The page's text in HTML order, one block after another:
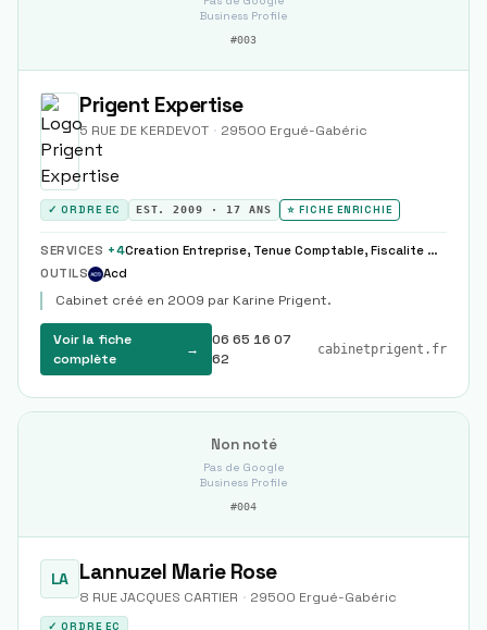
Business Profile
#003
Prigent Expertise
5 RUE DE KERDEVOT · 29500 Ergué-Gabéric
✓ ORDRE EC EST.2009 · 17 ANS ⭐ FICHE ENRICHIE
SERVICES +4
Creation Entreprise, Tenue Comptable, Fiscalite Societe
OUTILS
Acd
Cabinet créé en 2009 par Karine Prigent.
Voir la fiche
complète
→
06 65 16 07
62
cabinetprigent.fr
Non noté
Pas de Google
Business Profile
#004
LA Lannuzel Marie Rose
8 RUE JACQUES CARTIER · 29500 Ergué-Gabéric
✓ ORDRE EC